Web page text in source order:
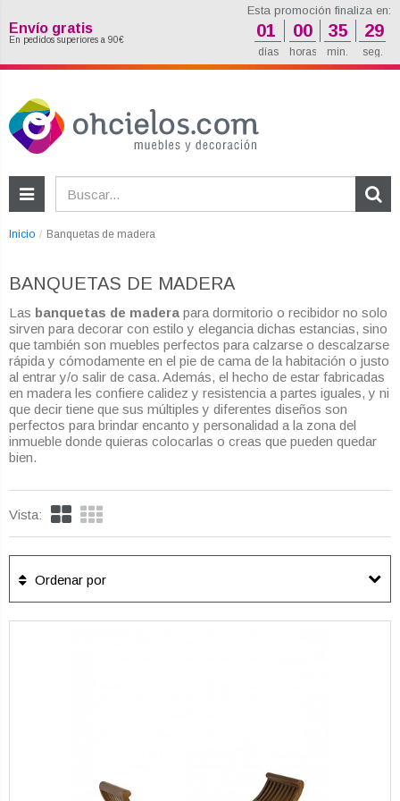
Inicio Banquetas de madera
BANQUETAS DE MADERA
Las banquetas de madera para dormitorio o recibidor no solo
sirven para decorar con estilo y elegancia dichas estancias, sino
que también son muebles perfectos para calzarse o descalzarse
rápida y cómodamente en el pie de cama de la habitación o justo
al entrar y/o salir de casa. Además, el hecho de estar fabricadas
en madera les confiere calidez y resistencia a partes iguales, y ni
que decir tiene que sus múltiples y diferentes diseños son
perfectos para brindar encanto y personalidad a la zona del
inmueble donde quieras colocarlas o creas que pueden quedar
bien.
Vista:
Ordenar por
Envío gratis
En pedidos superiores a 90€
Esta promoción finaliza en:
01 00 35 28
días horas min. seg.